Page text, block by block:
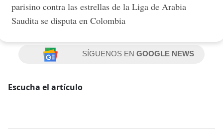
parisino contra las estrellas de la Liga de Arabia
Saudita se disputa en Colombia
SÍGUENOS ENGOOGLE NEWS
Escucha el artículo